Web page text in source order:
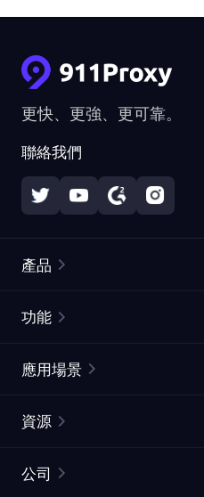
更快、更強、更可靠。
聯絡我們
產品
靜態住宅代理
網頁擷取 API
功能
ISP代理
ProxySite
應用場景
市場研究
資源
公司